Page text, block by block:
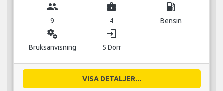
group
9
business_center
4
local_gas_station
Bensin
miscellaneous_services
Bruksanvisning
login
5 Dörr
VISA DETALJER...